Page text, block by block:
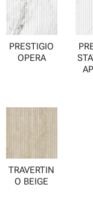
PRESTIGIO
OPERA
TRAVERTIN
O BEIGE